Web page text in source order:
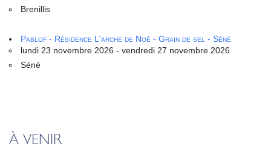
Brenillis
Pablof - Résidence L'arche de Noé - Grain de sel - Séné
lundi 23 novembre 2026 - vendredi 27 novembre 2026
Séné
À VENIR